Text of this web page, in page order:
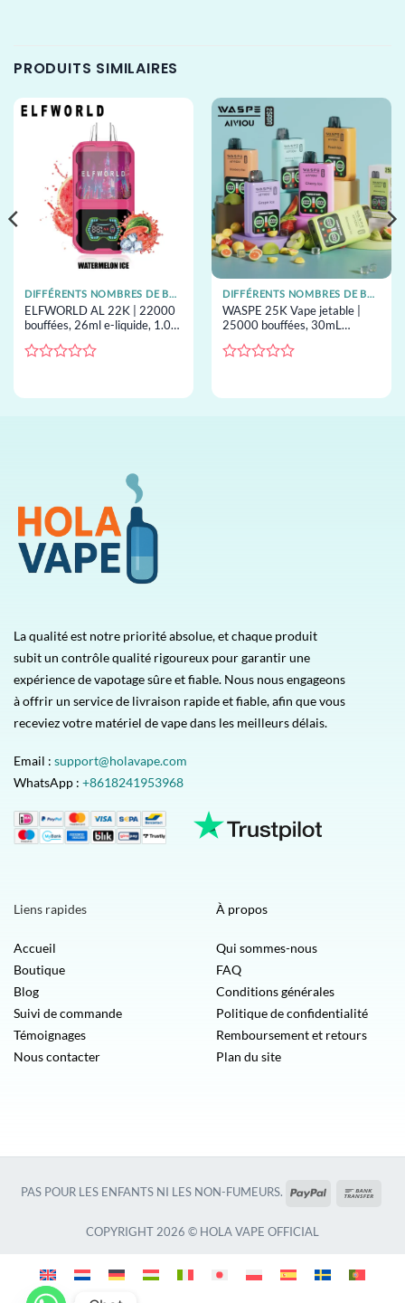
PRODUITS SIMILAIRES
DIFFÉRENTS NOMBRES DE BOUFFÉES DE VAPES JETABLES
ELFWORLD AL 22K | 22000
bouffées, 26ml e-liquide, 1.0Ω
display, vape jetable en gros
sur
DIFFÉRENTS NOMBRES DE BOUFFÉES DE VAPES JETABLES
WASPE 25K Vape jetable |
25000 bouffées, 30mL
jetable en gros
sur
La qualité est notre priorité absolue, et chaque produit
subit un contrôle qualité rigoureux pour garantir une
expérience de vapotage sûre et fiable. Nous nous engageons
à offrir un service de livraison rapide et fiable, afin que vous
receviez votre matériel de vape dans les meilleurs délais.
Email : support@holavape.com
WhatsApp : +8618241953968
Liens rapides
Accueil
Boutique
Blog
Suivi de commande
Témoignages
Nous contacter
À propos
Qui sommes-nous
FAQ
Conditions générales
Politique de confidentialité
Remboursement et retours
Plan du site
PAS POUR LES ENFANTS NI LES NON-FUMEURS. PayPal
COPYRIGHT 2026 © HOLA VAPE OFFICIAL